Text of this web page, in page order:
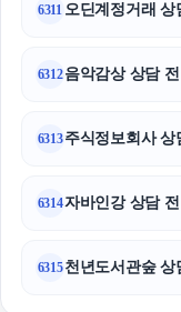
6311 오딘계정거래 상
6312음악감상 상담
6313주식정보회사 상
6314자바인강 상담 전
6315천년도서관숲 상